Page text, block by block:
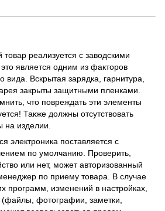
товар реализуется с заводскими
является одним из факторов
вида. Вскрытая зарядка, гарнитура,
закрыты защитными пленками.
что повреждать эти элементы
Также должны отсутствовать
на изделии.
электроника поставляется с
по умолчанию. Проверить,
или нет, может авторизованный
по приему товара. В случае
программ, изменений в настройках,
(файлы, фотографии, заметки,